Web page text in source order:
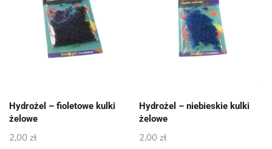
Hydrożel – fioletowe kulki
żelowe
2,00 zł
Hydrożel – niebieskie kulki
żelowe
2,00 zł